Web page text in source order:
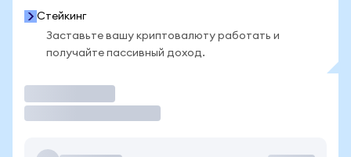
Стейкинг
Заставьте вашу криптовалюту работать и
получайте пассивный доход.